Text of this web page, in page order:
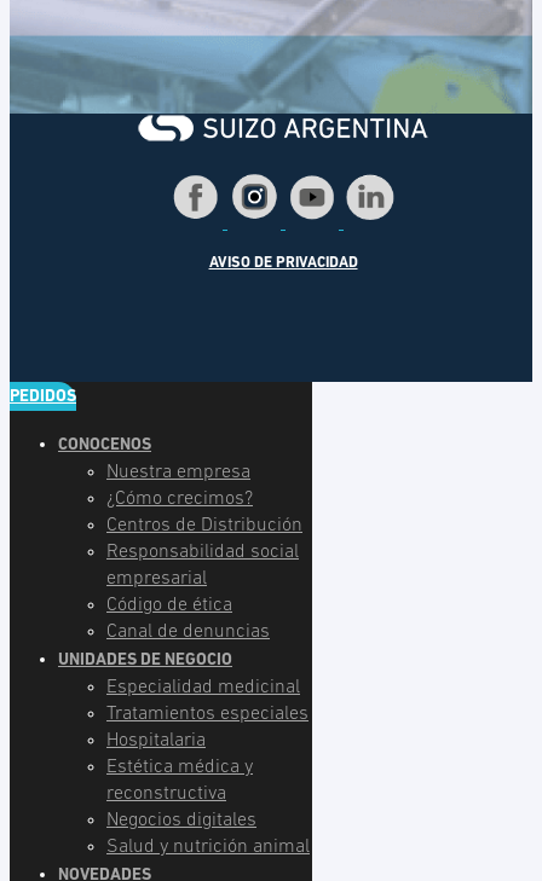
AVISO DE PRIVACIDAD
PEDIDOS
CONOCENOS
Nuestra empresa
¿Cómo crecimos?
Centros de Distribución
Responsabilidad social
empresarial
Código de ética
Canal de denuncias
UNIDADES DE NEGOCIO
Especialidad medicinal
Tratamientos especiales
Hospitalaria
Estética médica y
reconstructiva
Negocios digitales
Salud y nutrición animal
NOVEDADES